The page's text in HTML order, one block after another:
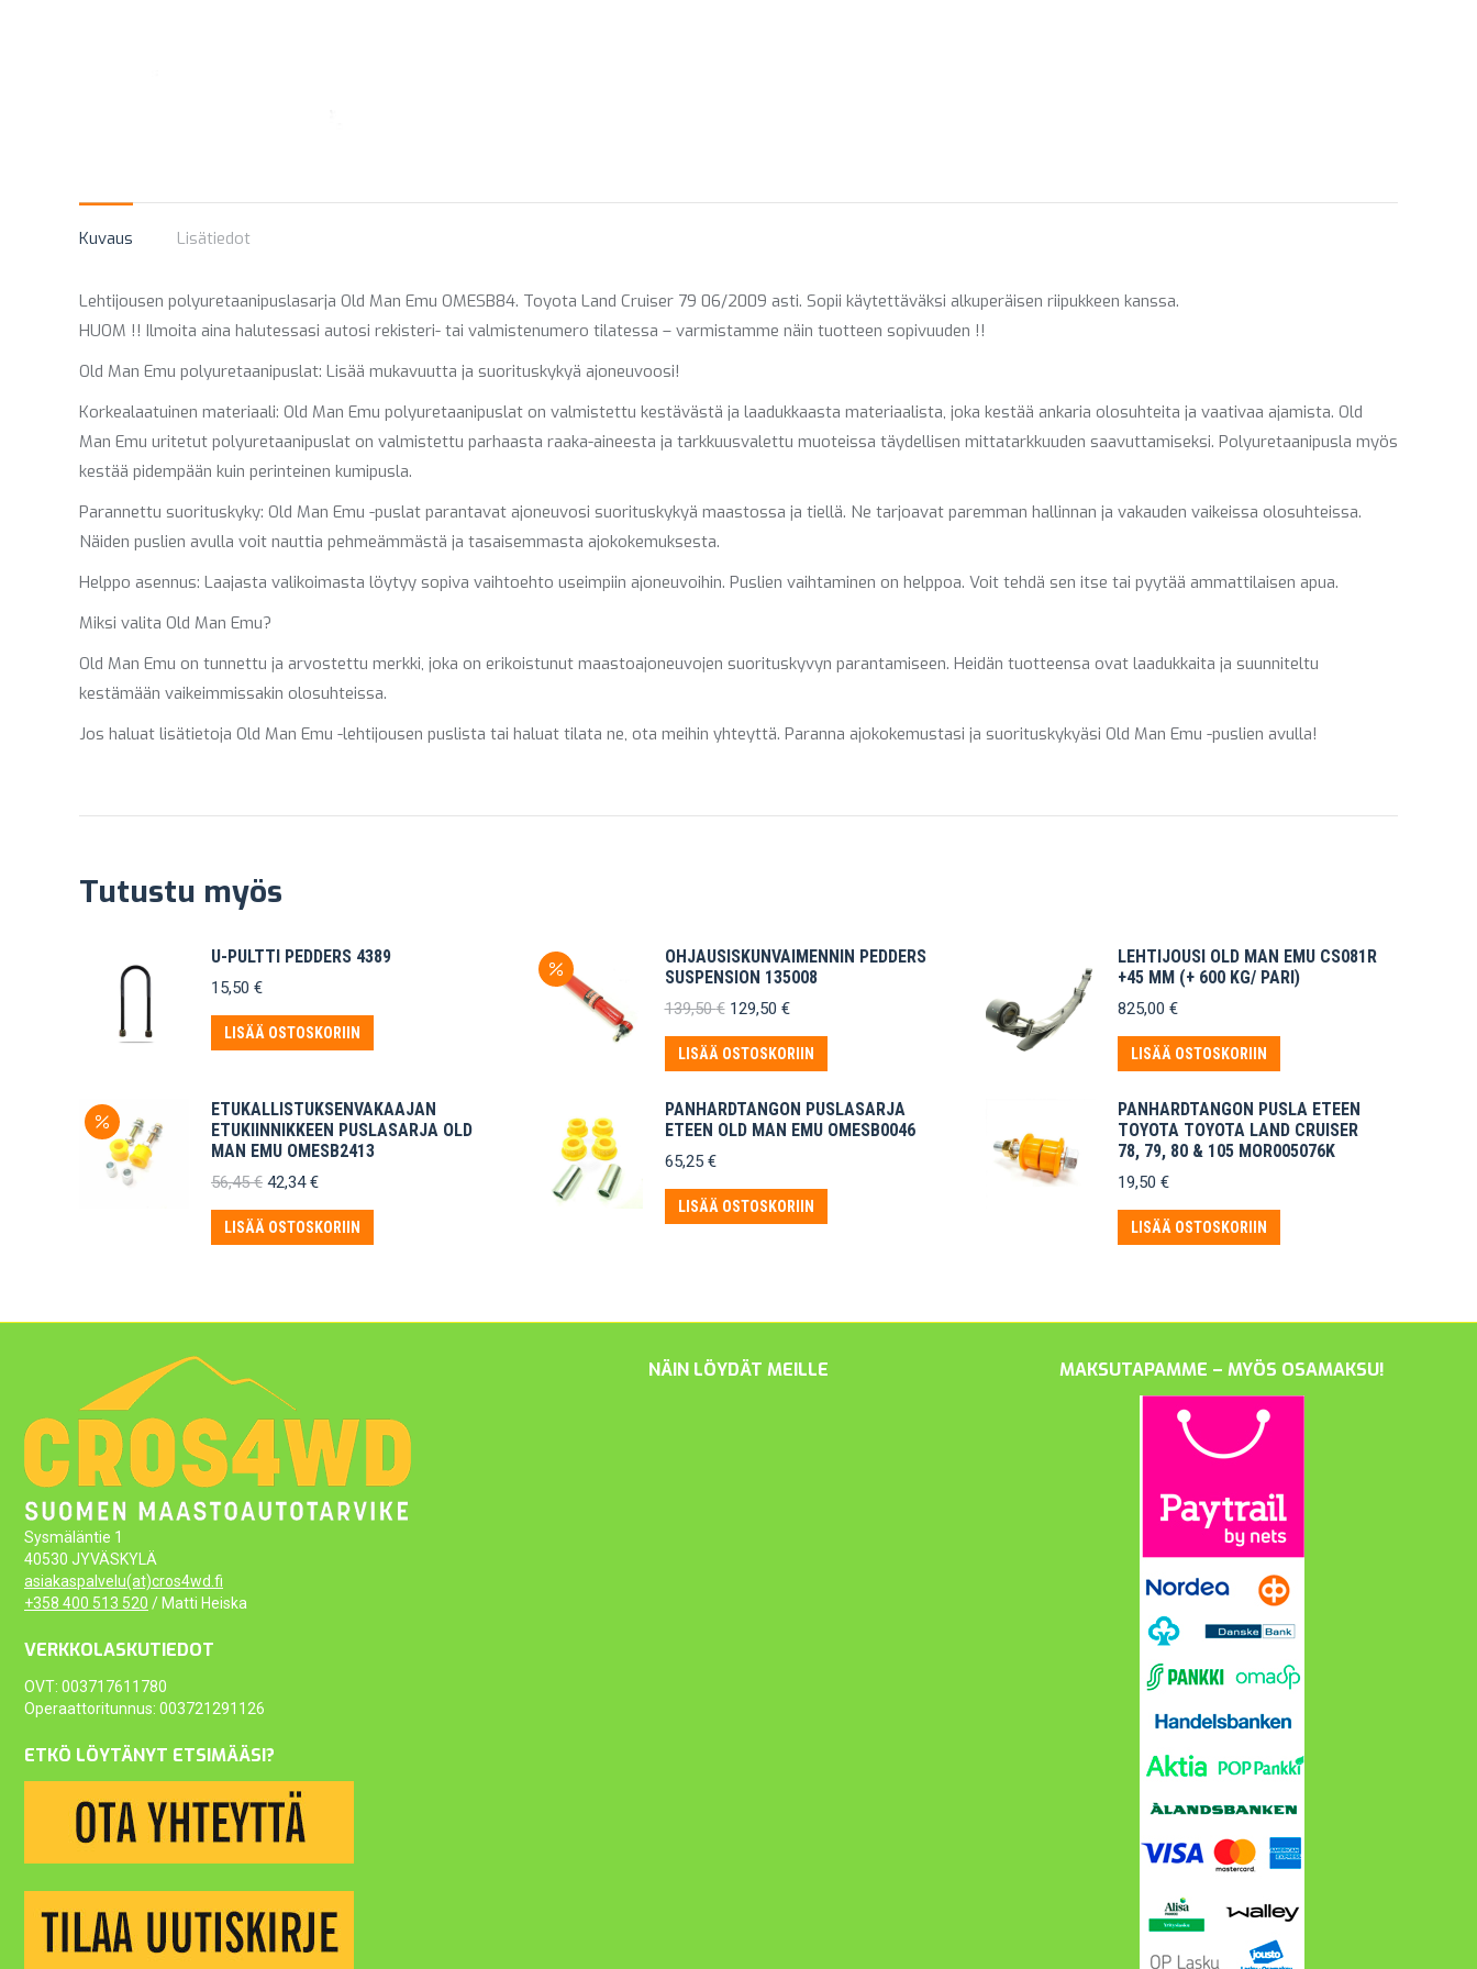
Kuvaus Lisätiedot
Lehtijousen polyuretaanipuslasarja Old Man Emu OMESB84. Toyota Land Cruiser 79 06/2009 asti. Sopii käytettäväksi alkuperäisen riipukkeen kanssa.
HUOM !! Ilmoita aina halutessasi autosi rekisteri- tai valmistenumero tilatessa – varmistamme näin tuotteen sopivuuden !!
Old Man Emu polyuretaanipuslat: Lisää mukavuutta ja suorituskykyä ajoneuvoosi!
Korkealaatuinen materiaali: Old Man Emu polyuretaanipuslat on valmistettu kestävästä ja laadukkaasta materiaalista, joka kestää ankaria olosuhteita ja vaativaa ajamista. Old
Man Emu uritetut polyuretaanipuslat on valmistettu parhaasta raaka-aineesta ja tarkkuusvalettu muoteissa täydellisen mittatarkkuuden saavuttamiseksi. Polyuretaanipusla myös
kestää pidempään kuin perinteinen kumipusla.
Parannettu suorituskyky: Old Man Emu -puslat parantavat ajoneuvosi suorituskykyä maastossa ja tiellä. Ne tarjoavat paremman hallinnan ja vakauden vaikeissa olosuhteissa.
Näiden puslien avulla voit nauttia pehmeämmästä ja tasaisemmasta ajokokemuksesta.
Helppo asennus: Laajasta valikoimasta löytyy sopiva vaihtoehto useimpiin ajoneuvoihin. Puslien vaihtaminen on helppoa. Voit tehdä sen itse tai pyytää ammattilaisen apua.
Miksi valita Old Man Emu?
Old Man Emu on tunnettu ja arvostettu merkki, joka on erikoistunut maastoajoneuvojen suorituskyvyn parantamiseen. Heidän tuotteensa ovat laadukkaita ja suunniteltu
kestämään vaikeimmissakin olosuhteissa.
Jos haluat lisätietoja Old Man Emu -lehtijousen puslista tai haluat tilata ne, ota meihin yhteyttä. Paranna ajokokemustasi ja suorituskykyäsi Old Man Emu -puslien avulla!
Tutustu myös
U-PULTTI PEDDERS 4389
15,50 €
LISÄÄ OSTOSKORIIN
OHJAUSISKUNVAIMENNIN PEDDERS
SUSPENSION 135008
139,50€ Alkuperäinen
oli:
139,50 €.
129,50 €Nykyinen
on:
129,50 €.
LISÄÄ OSTOSKORIIN
LEHTIJOUSI OLD MAN EMU CS081R
+45 MM (+ 600 KG/ PARI)
825,00 €
LISÄÄ OSTOSKORIIN
ETUKALLISTUKSENVAKAAJAN
ETUKIINNIKKEEN PUSLASARJA OLD
MAN EMU OMESB2413
56,45€ Alkuperäinen
oli:
56,45 €.
42,34€Nykyinen
on:
42,34 €.
LISÄÄ OSTOSKORIIN
PANHARDTANGON PUSLASARJA
ETEEN OLD MAN EMU OMESB0046
65,25 €
LISÄÄ OSTOSKORIIN
PANHARDTANGON PUSLA ETEEN
TOYOTA TOYOTA LAND CRUISER
78, 79, 80 & 105 MOR005076K
19,50 €
LISÄÄ OSTOSKORIIN
Sysmäläntie 1
40530 JYVÄSKYLÄ
asiakaspalvelu(at)cros4wd.fi
+358 400 513 520 / Matti Heiska
VERKKOLASKUTIEDOT
OVT: 003717611780
Operaattoritunnus: 003721291126
ETKÖ LÖYTÄNYT ETSIMÄÄSI?
NÄIN LÖYDÄT MEILLE MAKSUTAPAMME – MYÖS OSAMAKSU!